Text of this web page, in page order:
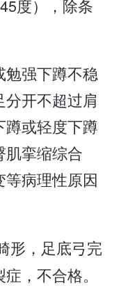
度），除条
勉强下蹲不稳
开不超过肩
蹲或轻度下蹲
肌挛缩综合
病理性原因
形，足底弓完
，不合格。